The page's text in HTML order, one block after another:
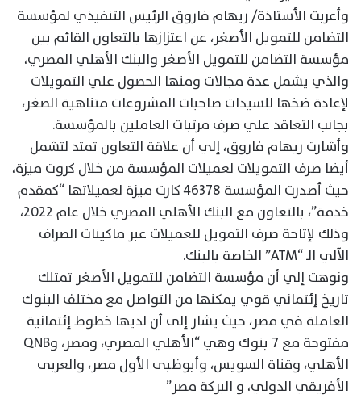
وأعربت الأستاذة/ ريهام فاروق الرئيس التنفيذي لمؤسسة
التضامن للتمويل الأصغر، عن اعتزازها بالتعاون القائم بين
مؤسسة التضامن للتمويل الأصغر والبنك الأهلي المصري،
والذي يشمل عدة مجالات ومنها الحصول علي التمويلات
لإعادة ضخها للسيدات صاحبات المشروعات متناهية الصغر،
بجانب التعاقد علي صرف مرتبات العاملين بالمؤسسة.
وأشارت ريهام فاروق، إلي أن علاقة التعاون تمتد لتشمل
أيضا صرف التمويلات لعميلات المؤسسة من خلال كروت ميزة،
حيث أصدرت المؤسسة 46378 كارت ميزة لعميلاتها “كمقدم
خدمة”، بالتعاون مع البنك الأهلي المصري خلال عام 2022،
وذلك لإتاحة صرف التمويل للعميلات عبر ماكينات الصراف
الآلي الـ “ATM” الخاصة بالبنك.
ونوهت إلي أن مؤسسة التضامن للتمويل الأصغر تمتلك
تاريخ إئتماني قوي يمكنها من التواصل مع مختلف البنوك
العاملة في مصر، حيث يشار إلى أن لديها خطوط إئتمانية
مفتوحة مع 7 بنوك وهي “الأهلي المصري، ومصر، وQNB
الأهلي، وقناة السويس، وأبوظبى الأول مصر، والعربى
الأفريقي الدولي، و البركة مصر”